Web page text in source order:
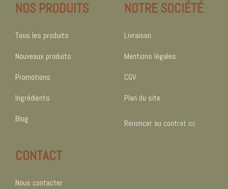
NOS PRODUITS
Tous les produits
Nouveaux produits
Promotions
Ingrédients
Blog
NOTRE SOCIÉTÉ
Livraison
Mentions légales
CGV
Plan du site
Renoncer au contrat ici
CONTACT
Nous contacter